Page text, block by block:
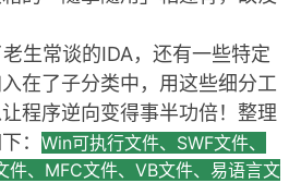
老生常谈的IDA，还有一些特定
在了子分类中，用这些细分工
程序逆向变得事半功倍！整理
： Win可执行文件、SWF文件、
、MFC文件、VB文件、易语言文